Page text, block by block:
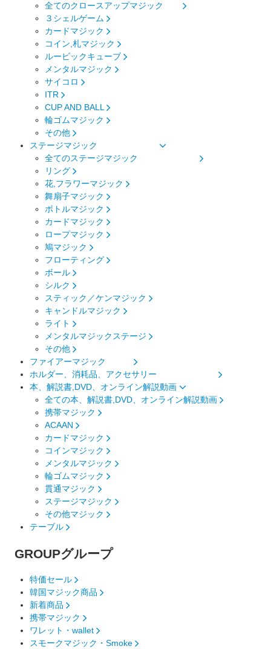
全てのクロースアップマジック
３シェルゲーム
カードマジック
コイン,札マジック
ルービックキューブ
メンタルマジック
サイコロ
ITR
CUP AND BALL
輪ゴムマジック
その他
ステージマジック
全てのステージマジック
リング
花,フラワーマジック
舞扇子マジック
ボトルマジック
カードマジック
ロープマジック
鳩マジック
フローティング
ボール
シルク
スティック／ケンマジック
キャンドルマジック
ライト
メンタルマジックステージ
その他
ファイアーマジック
ホルダー、消耗品、アクセサリー
本、解説書,DVD、オンライン解説動画
全ての本、解説書,DVD、オンライン解説動画
携帯マジック
ACAAN
カードマジック
コインマジック
メンタルマジック
輪ゴムマジック
貫通マジック
ステージマジック
その他マジック
テーブル
GROUPグループ
特価セール
韓国マジック商品
新着商品
携帯マジック
ワレット・wallet
スモークマジック・Smoke